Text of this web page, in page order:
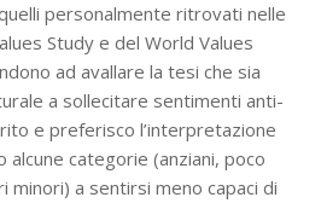
personalmente ritrovati nelle
Study e del World Values
ad avallare la tesi che sia
a sollecitare sentimenti anti-
e preferisco l’interpretazione
alcune categorie (anziani, poco
minori) a sentirsi meno capaci di